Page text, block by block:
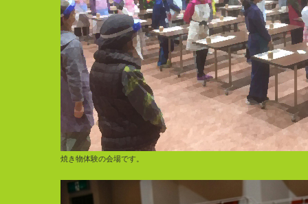
焼き物体験の会場です。